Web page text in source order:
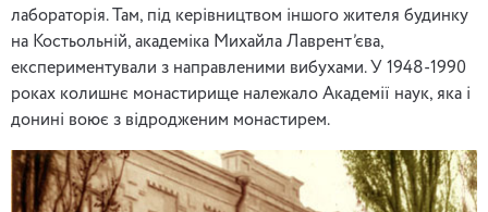
лабораторія. Там, під керівництвом іншого жителя будинку
на Костьольній, академіка Михайла Лаврент’єва,
експериментували з направленими вибухами. У 1948-1990
роках колишнє монастирище належало Академії наук, яка і
донині воює з відродженим монастирем.